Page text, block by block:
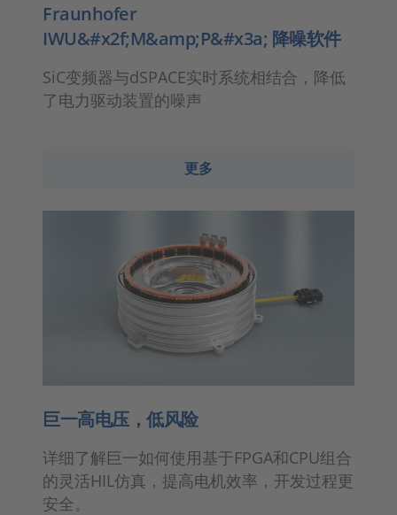
Fraunhofer
IWU&#x2f;M&amp;P&#x3a; 降噪软件
SiC变频器与dSPACE实时系统相结合，降低
了电力驱动装置的噪声
更多
巨一高电压，低风险
详细了解巨一如何使用基于FPGA和CPU组合
的灵活HIL仿真，提高电机效率，开发过程更
安全。